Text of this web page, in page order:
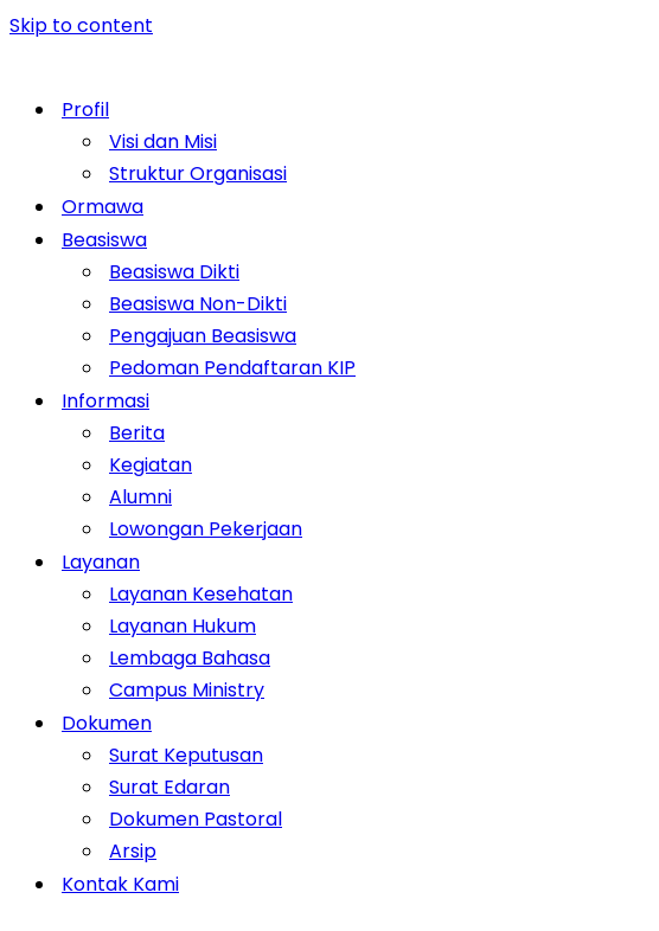
Skip to content
Profil
Visi dan Misi
Struktur Organisasi
Ormawa
Beasiswa
Beasiswa Dikti
Beasiswa Non-Dikti
Pengajuan Beasiswa
Pedoman Pendaftaran KIP
Informasi
Berita
Kegiatan
Alumni
Lowongan Pekerjaan
Layanan
Layanan Kesehatan
Layanan Hukum
Lembaga Bahasa
Campus Ministry
Dokumen
Surat Keputusan
Surat Edaran
Dokumen Pastoral
Arsip
Kontak Kami